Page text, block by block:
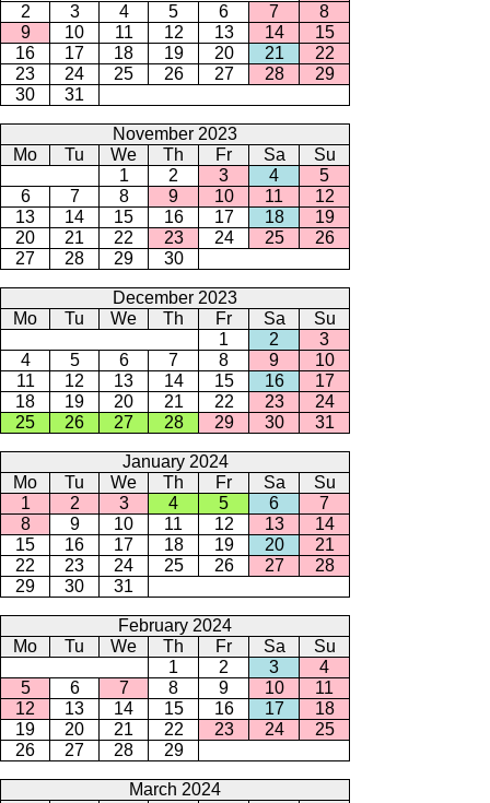
2
3 4 5 6 7
8
9
10 11 12 13 14
15
16
17 18 19 20 21
22
23
24 25 26 27 28
29
30
31
November 2023
Mo
Tu We Th Fr Sa
Su
1
2 3 4
5
6
7 8 9 10 11
12
13
14 15 16 17 18
19
20
21 22 23 24 25
26
27
28 29 30
December 2023
Mo
Tu We Th Fr Sa
Su
1
2
3
4
5 6 7 8 9
10
11
12 13 14 15 16
17
18
19 20 21 22 23
24
25
26 27 28 29 30 31
January 2024
Mo
Tu We Th Fr Sa
Su
1
2 3 4 5 6
7
8
9 10 11 12 13
14
15
16 17 18 19 20
21
22
23 24 25 26 27
28
29
30 31
February 2024
Mo
Tu We Th Fr Sa
Su
1
2 3
4
5
6 7 8 9 10
11
12
13 14 15 16 17
18
19
20 21 22 23 24
25
26
27 28 29
March 2024